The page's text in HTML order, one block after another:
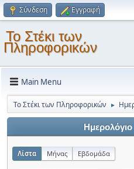
Σύνδεση Εγγραφή
Το Στέκι των
Πληροφορικών
Main Menu
Το Στέκι των Πληροφορικών ►
Λίστα Μήνας Εβδομάδα